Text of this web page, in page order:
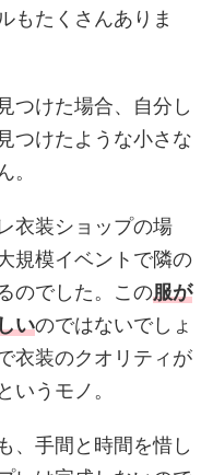
もたくさんありま
つけた場合、自分し
つけたような小さな
。
衣装ショップの場
規模イベントで隣の
のでした。この服が
いのではないでしょ
衣装のクオリティが
いうモノ。
、手間と時間を惜し